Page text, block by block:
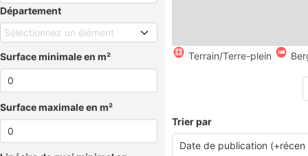
Département
Sélectionnez un élément
Surface minimale en m²
Surface maximale en m²
Terrain/Terre-plein
Trier par